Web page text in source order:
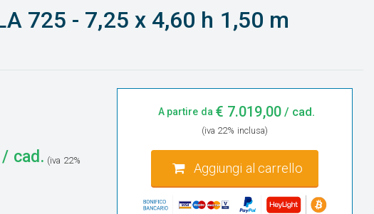
725 - 7,25 x 4,60 h 1,50 m
/ cad. (iva 22%
A partire da € 7.019,00/ cad.
(iva 22% inclusa)
Aggiungi al carrello